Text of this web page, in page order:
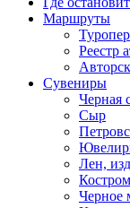
Маршруты
Реестр
Сувениры
Черная
Сыр
Лен,
Черное